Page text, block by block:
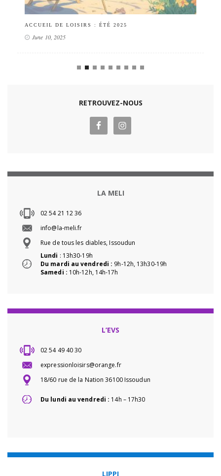
ACCUEIL DE LOISIRS : ÉTÉ 2025
June 10, 2025
RETROUVEZ-NOUS
LA MELI
02 54 21 12 36
info@la-meli.fr
Rue de tous les diables, Issoudun
Lundi : 13h30-19h
Du mardi au vendredi : 9h-12h, 13h30-19h
Samedi : 10h-12h, 14h-17h
L’EVS
02 54 49 40 30
expressionloisirs@orange.fr
18/60 rue de la Nation 36100 Issoudun
Du lundi au vendredi : 14h – 17h30
LIPPI